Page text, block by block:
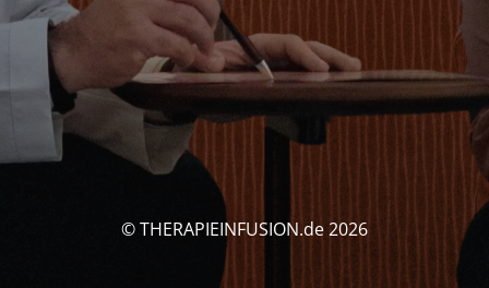
© THERAPIEINFUSION.de 2026